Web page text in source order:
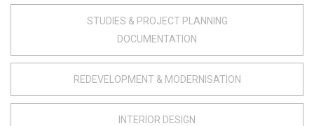
STUDIES & PROJECT PLANNING
DOCUMENTATION
REDEVELOPMENT & MODERNISATION
INTERIOR DESIGN